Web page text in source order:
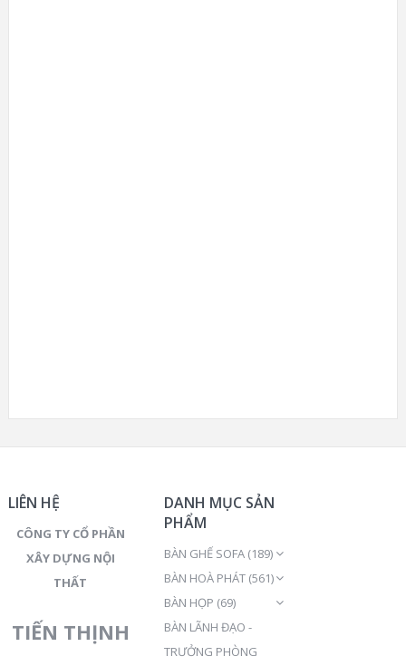
LIÊN HỆ
CÔNG TY CỔ PHẦN
XÂY DỰNG NỘI
THẤT
TIẾN THỊNH
DANH MỤC SẢN
PHẨM
BÀN GHẾ SOFA (189)
BÀN HOÀ PHÁT (561)
BÀN HỌP (69)
BÀN LÃNH ĐẠO -
TRƯỞNG PHÒNG